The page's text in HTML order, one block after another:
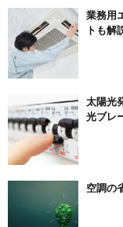
業務用
トも解
太陽光
光ブレ
空調の